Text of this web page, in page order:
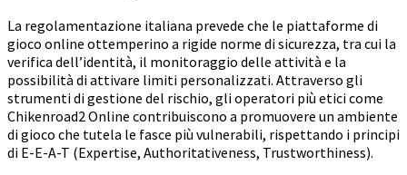
La regolamentazione italiana prevede che le piattaforme di
gioco online ottemperino a rigide norme di sicurezza, tra cui la
verifica dell’identità, il monitoraggio delle attività e la
possibilità di attivare limiti personalizzati. Attraverso gli
strumenti di gestione del rischio, gli operatori più etici come
Chikenroad2 Online contribuiscono a promuovere un ambiente
di gioco che tutela le fasce più vulnerabili, rispettando i principi
di E-E-A-T (Expertise, Authoritativeness, Trustworthiness).